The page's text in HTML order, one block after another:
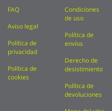
FAQ
Aviso legal
Política de
privacidad
Política de
cookies
Condiciones
de uso
Política de
envíos
Derecho de
desistimiento
Política de
devoluciones